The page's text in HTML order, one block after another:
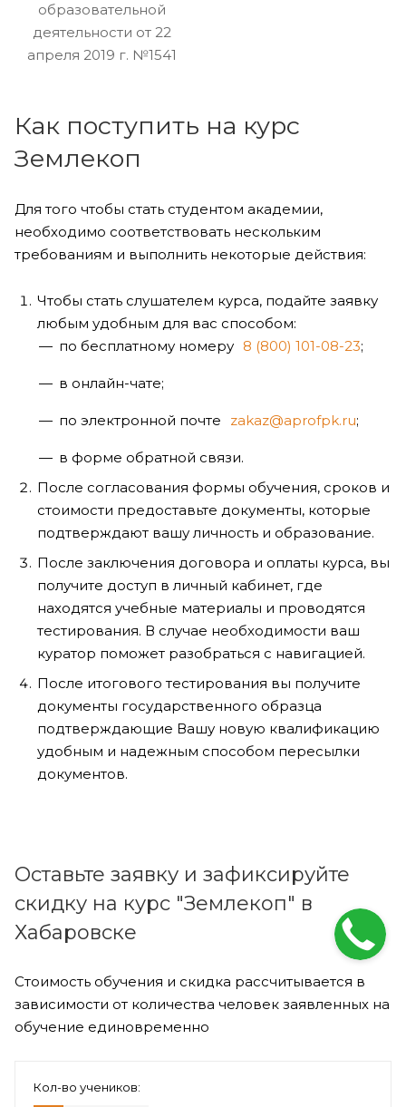
образовательной
деятельности от 22
апреля 2019 г. №1541
Как поступить на курс
Землекоп
Для того чтобы стать студентом академии,
необходимо соответствовать нескольким
требованиям и выполнить некоторые действия:
Чтобы стать слушателем курса, подайте заявку
любым удобным для вас способом:
по бесплатному номеру 8 (800) 101-08-23;
в онлайн-чате;
по электронной почте zakaz@aprofpk.ru;
в форме обратной связи.
После согласования формы обучения, сроков и
стоимости предоставьте документы, которые
подтверждают вашу личность и образование.
После заключения договора и оплаты курса, вы
получите доступ в личный кабинет, где
находятся учебные материалы и проводятся
тестирования. В случае необходимости ваш
куратор поможет разобраться с навигацией.
После итогового тестирования вы получите
документы государственного образца
подтверждающие Вашу новую квалификацию
удобным и надежным способом пересылки
документов.
Оставьте заявку и зафиксируйте
скидку на курс "Землекоп" в
Хабаровске
Стоимость обучения и скидка рассчитывается в
зависимости от количества человек заявленных на
обучение единовременно
Кол-во учеников: